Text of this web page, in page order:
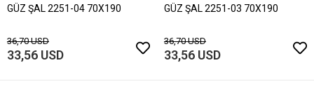
GÜZ ŞAL 2251-04 70X190
36,70 USD
33,56 USD
GÜZ ŞAL 2251-03 70X190
36,70 USD
33,56 USD